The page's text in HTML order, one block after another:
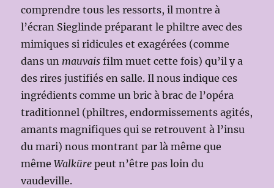
comprendre tous les ressorts, il montre à
l’écran Sieglinde préparant le philtre avec des
mimiques si ridicules et exagérées (comme
dans un mauvais film muet cette fois) qu’il y a
des rires justifiés en salle. Il nous indique ces
ingrédients comme un bric à brac de l’opéra
traditionnel (philtres, endormissements agités,
amants magnifiques qui se retrouvent à l’insu
du mari) nous montrant par là même que
mêmeWalküre peut n’être pas loin du
vaudeville.